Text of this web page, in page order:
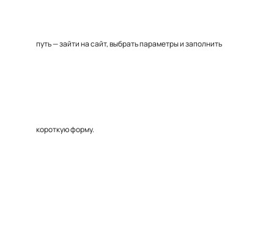
путь — зайти на сайт, выбрать параметры и заполнить
короткую форму.